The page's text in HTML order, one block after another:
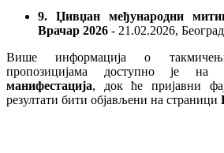
9. Џивџан међународни
Врачар 2026 - 21.02.2026, Београд
Више информација о
пропозицијама доступно је на
манифестација, док ће пријавни
резултати бити објављени на страници